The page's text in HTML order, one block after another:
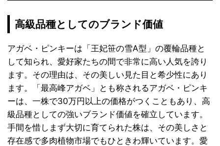
高級品種としてのブランド価値
アガベ・ピンキーは「王妃笹の雪A型」の覆輪品種と
して知られ、愛好家たちの間で非常に高い人気を誇り
ます。その理由は、その美しい見た目と希少性にあり
ます。「最高峰アガベ」とも称されるアガベ・ピンキ
ーは、一株で30万円以上の価格がつくこともあり、高
級品種としての強いブランド価値を確立しています。
手間を惜しまず大切に育てられた株は、その美しさと
存在感で多肉植物市場でもひときわ輝いています。愛